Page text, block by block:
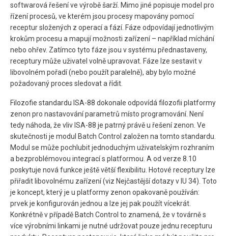
softwarová řešení ve výrobě šarží. Mimo jiné popisuje model pro
řízení procesů, ve kterém jsou procesy mapovány pomocí
receptur složených z operací a fází. Fáze odpovídají jednotlivým
krokům procesu a mapují možnosti zařízení – například míchání
nebo ohřev. Zatímco tyto fáze jsou v systému přednastaveny,
receptury může uživatel volně upravovat. Fáze lze sestavit v
libovolném pořadí (nebo použít paralelně), aby bylo možné
požadovaný proces sledovat a řídit.
Filozofie standardu ISA-88 dokonale odpovídá filozofii platformy
zenon pro nastavování parametrů místo programování. Není
tedy náhoda, že vliv ISA-88 je patrný právě u řešení zenon. Ve
skutečnosti je modul Batch Control založen na tomto standardu.
Modul se může pochlubit jednoduchým uživatelským rozhraním
a bezproblémovou integrací s platformou. A od verze 8.10
poskytuje nová funkce ještě větší flexibilitu. Hotové receptury lze
přiřadit libovolnému zařízení (viz Nejčastější dotazy v IU 34). Toto
je koncept, který je u platformy zenon opakovaně používán:
prvek je konfigurován jednou a lze jej pak použít vícekrát.
Konkrétně v případě Batch Control to znamená, že v továrně s
více výrobními linkami je nutné udržovat pouze jednu recepturu